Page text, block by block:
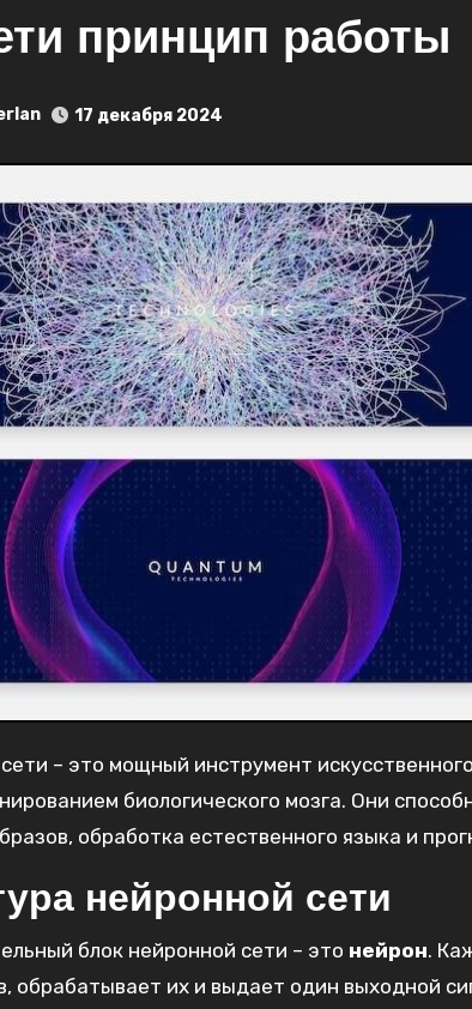
принцип работы
17 декабря 2024
– это мощный инструмент
биологического мозга. Они
обработка естественного языка и
нейронной сети
блок нейронной сети – это нейрон.
обрабатывает их и выдает один выходной